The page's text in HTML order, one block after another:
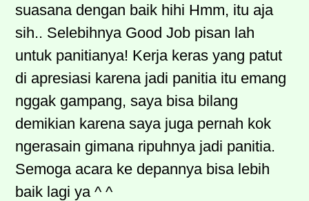
suasana dengan baik hihi Hmm, itu aja
sih.. Selebihnya Good Job pisan lah
untuk panitianya! Kerja keras yang patut
di apresiasi karena jadi panitia itu emang
nggak gampang, saya bisa bilang
demikian karena saya juga pernah kok
ngerasain gimana ripuhnya jadi panitia.
Semoga acara ke depannya bisa lebih
baik lagi ya ^ ^